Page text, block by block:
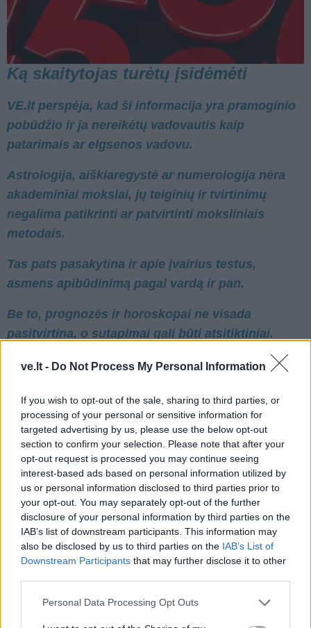
ve.lt - Do Not Process My Personal Information
If you wish to opt-out of the sale, sharing to third parties, or
processing of your personal or sensitive information for
targeted advertising by us, please use the below opt-out
section to confirm your selection. Please note that after your
opt-out request is processed you may continue seeing
interest-based ads based on personal information utilized by
us or personal information disclosed to third parties prior to
your opt-out. You may separately opt-out of the further
disclosure of your personal information by third parties on the
IAB’s list of downstream participants. This information may
also be disclosed by us to third parties on the IAB’s List of
Downstream Participants that may further disclose it to other
Personal Data Processing Opt Outs
Ką skaitytojas turėtų įsidėmėti
VE.lt perspėja, kad ši informacija yra pramoginio
pobūdžio ir ja nereikėtų vadovautis kaip
patarimais ar elgsenos vadovu.
Astrologija, aiškiaregystė ar numerologija nėra
akademiniai mokslai, jų teiginių ir tvirtinimų
negalima patikrinti ar patvirtinti moksliniais
metodais.
Tas pats pasakytina ir apie įvairius testus,
asmens apibūdinimą pagal vardą ir pan.
Be to, prognozės ir horoskopai ne visada
pasitvirtina, o sutapimai gali būti atsitiktiniai.
Į Klaipėdą iš emigracijos
Jūros šventę anksčiau
užtenka